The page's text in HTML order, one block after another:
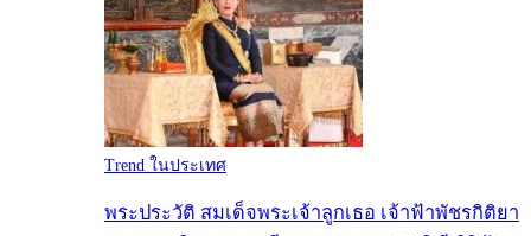
Trend ในประเทศ
พระประวัติ สมเด็จพระเจ้าลูกเธอ เจ้าฟ้าพัชรกิติยา